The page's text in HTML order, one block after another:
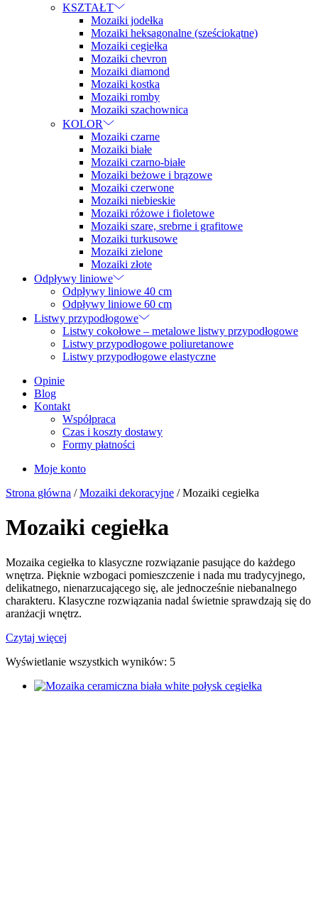
KSZTAŁT
Mozaiki jodełka
Mozaiki heksagonalne (sześciokątne)
Mozaiki cegiełka
Mozaiki chevron
Mozaiki diamond
Mozaiki kostka
Mozaiki romby
Mozaiki szachownica
KOLOR
Mozaiki czarne
Mozaiki białe
Mozaiki czarno-białe
Mozaiki beżowe i brązowe
Mozaiki czerwone
Mozaiki niebieskie
Mozaiki różowe i fioletowe
Mozaiki szare, srebrne i grafitowe
Mozaiki turkusowe
Mozaiki zielone
Mozaiki złote
Odpływy liniowe
Odpływy liniowe 40 cm
Odpływy liniowe 60 cm
Listwy przypodłogowe
Listwy cokołowe – metalowe listwy przypodłogowe
Listwy przypodłogowe poliuretanowe
Listwy przypodłogowe elastyczne
Opinie
Blog
Kontakt
Współpraca
Czas i koszty dostawy
Formy płatności
Moje konto
Strona główna /Mozaiki dekoracyjne / Mozaiki cegiełka
Mozaiki cegiełka
Mozaika cegiełka to klasyczne rozwiązanie pasujące do każdego
wnętrza. Pięknie wzbogaci pomieszczenie i nada mu tradycyjnego,
delikatnego, nienarzucającego się, ale jednocześnie niebanalnego
charakteru. Klasyczne rozwiązania nadal świetnie sprawdzają się do
aranżacji wnętrz.
Czytaj więcej
Wyświetlanie wszystkich wyników: 5